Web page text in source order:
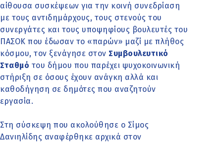
αίθουσα συσκέψεων για την κοινή συνεδρίαση
με τους αντιδημάρχους, τους στενούς του
συνεργάτες και τους υποψηφίους βουλευτές του
ΠΑΣΟΚ που έδωσαν το «παρών» μαζί με πλήθος
κόσμου, τον ξενάγησε στον Συμβουλευτικό
Σταθμό του δήμου που παρέχει ψυχοκοινωνική
στήριξη σε όσους έχουν ανάγκη αλλά και
καθοδήγηση σε δημότες που αναζητούν
εργασία.
Στη σύσκεψη που ακολούθησε ο Σίμος
Δανιηλίδης αναφέρθηκε αρχικά στον